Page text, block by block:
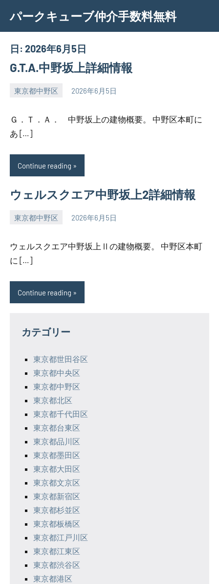
content
パークキューブ仲介手数料無料
日: 2026年6月5日
G.T.A.中野坂上詳細情報
東京都中野区 2026年6月5日
SEZIMO
Ｇ．Ｔ．Ａ． 中野坂上の建物概要。 中野区本町に
あ […]
Continue reading
ウェルスクエア中野坂上2詳細情報
東京都中野区 2026年6月5日
SEZIMO
ウェルスクエア中野坂上Ⅱの建物概要。 中野区本町
に […]
Continue reading
カテゴリー
東京都世田谷区
東京都中央区
東京都中野区
東京都北区
東京都千代田区
東京都台東区
東京都品川区
東京都墨田区
東京都大田区
東京都文京区
東京都新宿区
東京都杉並区
東京都板橋区
東京都江戸川区
東京都江東区
東京都渋谷区
東京都港区